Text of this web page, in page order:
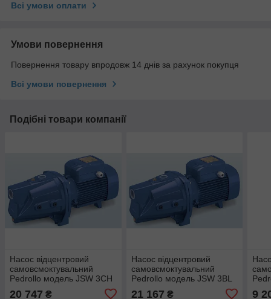
Всі умови оплати
Умови повернення
Повернення товару впродовж 14 днів за рахунок покупця
Всі умови повернення
Подібні товари компанії
Насос відцентровий
самовсмоктувальний
Pedrollo модель JSW 3CH
20 747 ₴
Насос відцентровий
самовсмоктувальний
Pedrollo модель JSW 3BL
21 167 ₴ 9